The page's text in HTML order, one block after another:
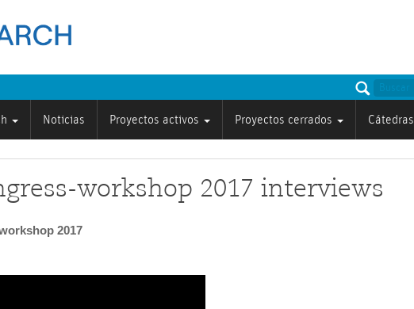
Noticias Proyectos activos Proyectos cerrados Cátedras
workshop 2017 interviews
2017